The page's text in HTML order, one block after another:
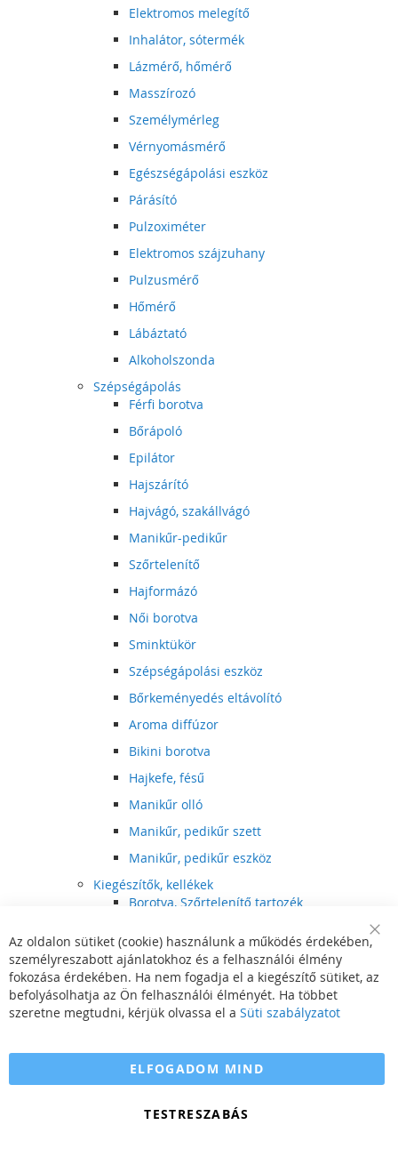
Elektromos melegítő
Inhalátor, sótermék
Lázmérő, hőmérő
Masszírozó
Személymérleg
Vérnyomásmérő
Egészségápolási eszköz
Párásító
Pulzoximéter
Elektromos szájzuhany
Pulzusmérő
Hőmérő
Lábáztató
Alkoholszonda
Szépségápolás
Férfi borotva
Bőrápoló
Epilátor
Hajszárító
Hajvágó, szakállvágó
Manikűr-pedikűr
Szőrtelenítő
Hajformázó
Női borotva
Sminktükör
Szépségápolási eszköz
Bőrkeményedés eltávolító
Aroma diffúzor
Bikini borotva
Hajkefe, fésű
Manikűr olló
Manikűr, pedikűr szett
Manikűr, pedikűr eszköz
Kiegészítők, kellékek
Borotva, Szőrtelenítő tartozék
Illóolaj
Szépségápolási kellék
Hajvágó tartozék
Egészségápolási kellék
Hajvágó kiegészítő
Szórakoztató elektronika
Bar
Az oldalon sütiket (cookie) használunk a működés érdekében,
személyreszabott ajánlatokhoz és a felhasználói élmény
fokozása érdekében. Ha nem fogadja el a kiegészítő sütiket, az
befolyásolhatja az Ön felhasználói élményét. Ha többet
szeretne megtudni, kérjük olvassa el a Süti szabályzatot
ELFOGADOM MIND
TESTRESZABÁS